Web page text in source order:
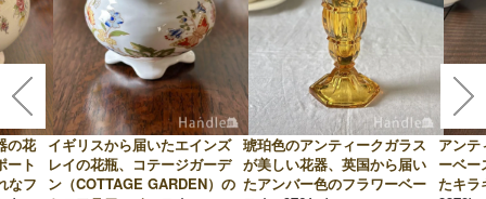
の花
ート
なフ
イギリスから届いたエインズ
レイの花瓶、コテージガーデ
ン（COTTAGE GARDEN）の
琥珀色のアンティークガラス
が美しい花器、英国から届い
たアンバー色のフラワーベー
アンテ
ーベー
たキラ